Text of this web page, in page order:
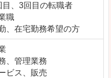
目、3回目の転職者
職
、在宅勤務希望の方
、管理業務
ビス、販売